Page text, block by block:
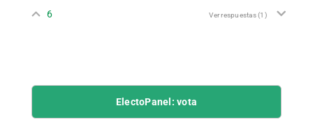
6 Ver respuestas(1)
ElectoPanel: vota